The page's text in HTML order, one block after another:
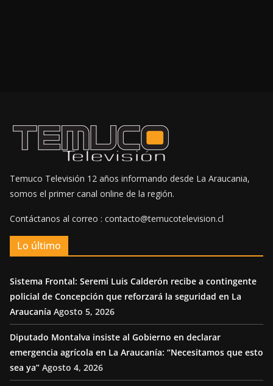
Temuco Televisión 12 años informando desde La Araucania,
somos el primer canal online de la región.
Contáctanos al correo : contacto@temucotelevision.cl
Lo último
Sistema Frontal: Seremi Luis Calderón recibe a contingente
policial de Concepción que reforzará la seguridad en La
Araucanía Agosto 5, 2026
Diputado Montalva insiste al Gobierno en declarar
emergencia agrícola en La Araucanía: “Necesitamos que esto
sea ya” Agosto 4, 2026